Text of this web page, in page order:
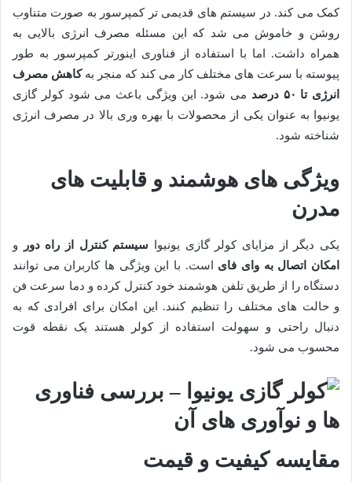
کمک می کند. در سیستم های قدیمی تر کمپرسور به صورت متناوب
روشن و خاموش می شد که این مسئله مصرف انرژی بالایی به
همراه داشت. اما با استفاده از فناوری اینورتر کمپرسور به طور
پیوسته با سرعت های مختلف کار می کند که منجر بهکاهش مصرف
انرژی تا ۵۰ درصد می شود. این ویژگی باعث می شود کولر گازی
یونیوا به عنوان یکی از محصولات با بهره وری بالا در مصرف انرژی
شناخته شود.
ویژگی های هوشمند و قابلیت های
مدرن
یکی دیگر از مزایای کولر گازی یونیوا سیستم کنترل از راه دور
و
امکان اتصال به وای فای است. با این ویژگی ها کاربران می توانند
دستگاه را از طریق تلفن هوشمند خود کنترل کرده و دما سرعت فن
و حالت های مختلف را تنظیم کنند. این امکان برای افرادی که به
دنبال راحتی و سهولت استفاده از کولر هستند یک نقطه قوت
محسوب می شود.
مقایسه کیفیت و قیمت